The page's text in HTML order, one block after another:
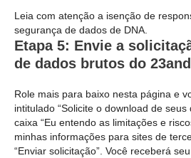
Leia com atenção a isenção de
segurança de dados de DNA.
Etapa 5: Envie a
de dados brutos do
Role mais para baixo nesta página e
intitulado “Solicite o download de seus
caixa “Eu entendo as limitações e
minhas informações para sites de
“Enviar solicitação”. Você receberá